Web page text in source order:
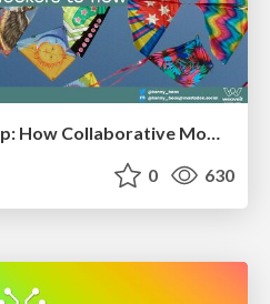
Bridging the Design Gap: How Collaborative Modelling removes blockers to flow between stakeholders and teams @FastFlow conf
0 630